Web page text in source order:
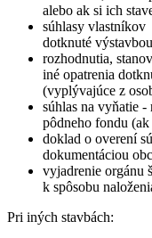
alebo ak si ich
súhlasy
dotknuté
rozhodnutia,
iné opatrenia
(vyplývajúce z
súhlas na vyňatie
pôdneho fondu
doklad o overení
dokumentáciou
vyjadrenie orgánu
k spôsobu
Pri iných stavbách: